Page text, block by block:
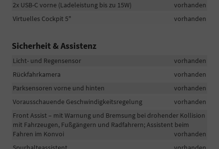
2x USB-C vorne (Ladeleistung bis zu 15W)
vorhanden
Virtuelles Cockpit 5"
vorhanden
Sicherheit & Assistenz
Licht- und Regensensor
vorhanden
Rückfahrkamera
vorhanden
Parksensoren vorne und hinten
vorhanden
Vorausschauende Geschwindigkeitsregelung
vorhanden
Front Assist – mit Warnung und Bremsung bei drohender Kollision
mit Fahrzeugen, Fußgängern und Radfahrern; Assistent beim
Fahren im Konvoi
vorhanden